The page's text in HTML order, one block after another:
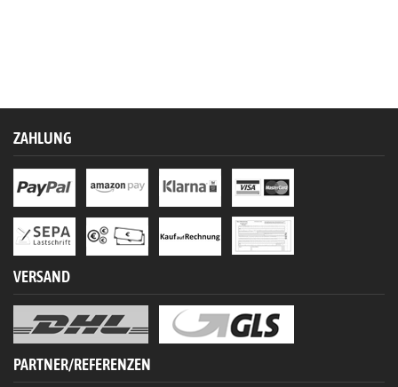
ZAHLUNG
VERSAND
PARTNER/REFERENZEN